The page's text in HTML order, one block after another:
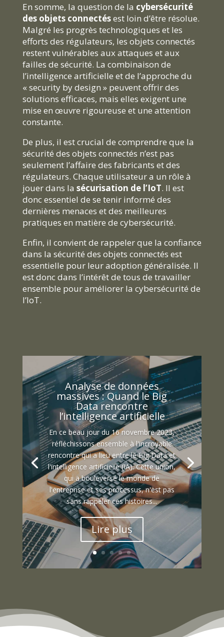
En somme, la question de la cybersécurité
des objets connectésest loin d’être résolue.
Malgré les progrès technologiques et les
efforts des régulateurs, les objets connectés
restent vulnérables aux attaques et aux
failles de sécurité. La combinaison de
l’intelligence artificielle et de l’approche du
« security by design » peuvent offrir des
solutions efficaces, mais elles exigent une
mise en œuvre rigoureuse et une attention
constante.
De plus, il est crucial de comprendre que la
sécurité des objets connectés n’est pas
seulement l’affaire des fabricants et des
régulateurs. Chaque utilisateur a un rôle à
jouer dans la sécurisation de l’IoT. Il est
donc essentiel de se tenir informé des
dernières menaces et des meilleures
pratiques en matière de cybersécurité.
Enfin, il convient de rappeler que la confiance
dans la sécurité des objets connectés est
essentielle pour leur adoption généralisée. Il
est donc dans l’intérêt de tous de travailler
ensemble pour améliorer la cybersécurité de
l’IoT.
Analyse de données
massives : Quand le Big
Data rencontre
l’intelligence artificielle
En ce beau jour du 16 novembre 2023,
réfléchissons ensemble à l'incroyable
rencontre qui a lieu entre le Big Data et
l'intelligence artificielle (IA). Cette union,
qui a bouleversé le monde de
l'entreprise et ses processus, n'est pas
sans rappeler ces histoires...
Lire plus